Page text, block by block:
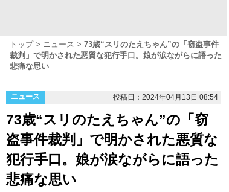
トップ ニュース
73歳“スリのたえちゃん”の「窃盗事件
裁判」で明かされた悪質な犯行手口。娘が涙ながらに語った
悲痛な思い
ニュース 投稿日：2024年04月13日 08:54
73歳“スリのたえちゃん”の「窃
盗事件裁判」で明かされた悪質な
犯行手口。娘が涙ながらに語った
悲痛な思い